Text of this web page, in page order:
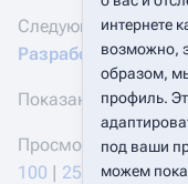
Следующие
Разработка
Показано 3
Просмотреть (
100 | 250 |500)
интернете
возможно,
образом,
профиль.
под ваши
можем